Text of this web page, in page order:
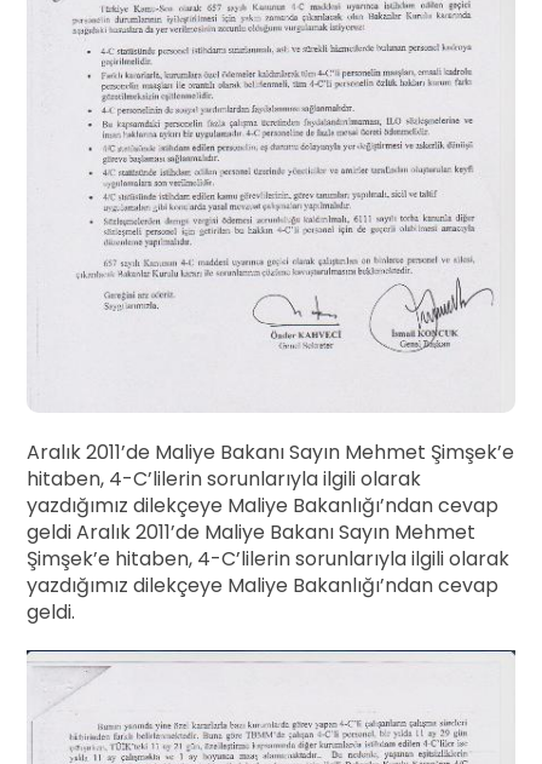
Aralık 2011’de Maliye Bakanı Sayın Mehmet Şimşek’e
hitaben, 4-C’lilerin sorunlarıyla ilgili olarak
yazdığımız dilekçeye Maliye Bakanlığı’ndan cevap
geldi Aralık 2011’de Maliye Bakanı Sayın Mehmet
Şimşek’e hitaben, 4-C’lilerin sorunlarıyla ilgili olarak
yazdığımız dilekçeye Maliye Bakanlığı’ndan cevap
geldi.